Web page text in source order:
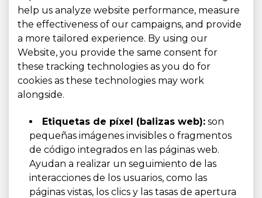
help us analyze website performance, measure
the effectiveness of our campaigns, and provide
a more tailored experience. By using our
Website, you provide the same consent for
these tracking technologies as you do for
cookies as these technologies may work
alongside.
Etiquetas de píxel (balizas web): son
pequeñas imágenes invisibles o fragmentos
de código integrados en las páginas web.
Ayudan a realizar un seguimiento de las
interacciones de los usuarios, como las
páginas vistas, los clics y las tasas de apertura